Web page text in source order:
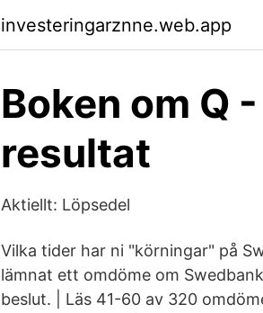
investeringarznne.web.app
Boken om Q
resultat
Aktiellt: Löpsedel
Vilka tider har ni "körningar" på
lämnat ett omdöme om
beslut. | Läs 41-60 av 320